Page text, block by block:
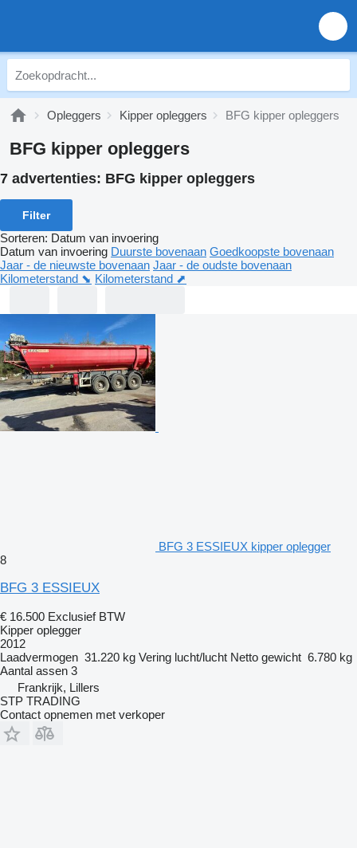
Opleggers Kipper opleggers BFG kipper opleggers
BFG kipper opleggers
7 advertenties: BFG kipper opleggers
Filter
Sorteren: Datum van invoering
Datum van invoering Duurste bovenaan Goedkoopste bovenaan
Jaar - de nieuwste bovenaan Jaar - de oudste bovenaan
Kilometerstand ⬊ Kilometerstand ⬈
BFG 3 ESSIEUX kipper oplegger
8
BFG 3 ESSIEUX
€ 16.500 Exclusief BTW
Kipper oplegger
2012
Laadvermogen 31.220 kg Vering lucht/lucht Netto gewicht 6.780 kg
Aantal assen 3
Frankrijk, Lillers
STP TRADING
Contact opnemen met verkoper